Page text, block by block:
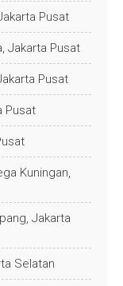
Pusat
Jakarta Pusat
Pusat
Pusat
Kuningan,
Jakarta
Selatan